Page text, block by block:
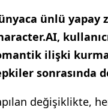
ünlü yapay
ilişki
sonrasında
değişiklikte,